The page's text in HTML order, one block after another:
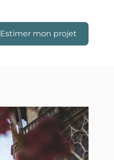
Estimer mon projet